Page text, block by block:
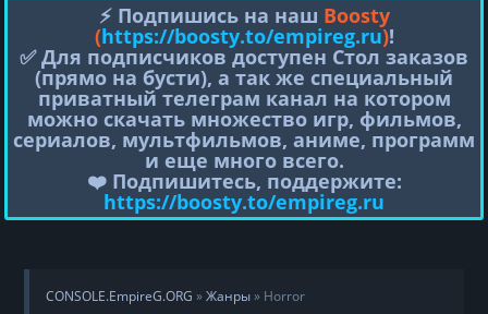
⚡️ Подпишись на наш Boosty
(https://boosty.to/empireg.ru)!
✅ Для подписчиков доступен Стол заказов
(прямо на бусти), а так же специальный
приватный телеграм канал на котором
можно скачать множество игр, фильмов,
сериалов, мультфильмов, аниме, программ
и еще много всего.
❤️ Подпишитесь, поддержите:
https://boosty.to/empireg.ru
CONSOLE.EmpireG.ORG »Жанры» Horror